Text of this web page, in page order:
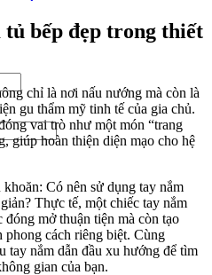
bếp đẹp trong thiết
chỉ là nơi nấu nướng mà còn là
gu thẩm mỹ tinh tế của gia chủ.
vai trò như một món “trang
giúp hoàn thiện diện mạo cho hệ
Có nên sử dụng tay nắm
Thực tế, một chiếc tay nắm
mở thuận tiện mà còn tạo
phong cách riêng biệt. Cùng
tay nắm dẫn đầu xu hướng để tìm
gian của bạn.